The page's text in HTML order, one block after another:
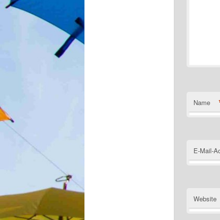
Name
E-Mail-
Website